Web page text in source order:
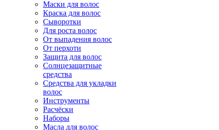
Маски для волос
Краска для волос
Сыворотки
Для роста волос
От выпадения волос
От перхоти
Защита для волос
Солнцезащитные
средства
Средства для укладки
волос
Инструменты
Расчёски
Наборы
Масла для волос